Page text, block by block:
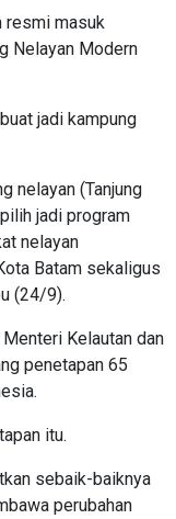
resmi masuk
Nelayan Modern
jadi kampung
nelayan (Tanjung
jadi program
nelayan
Batam sekaligus
(24/9).
Kelautan dan
penetapan 65
itu.
sebaik-baiknya
perubahan